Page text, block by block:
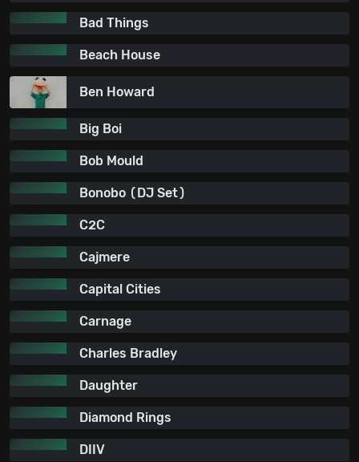
Bad Things
Beach House
Ben Howard
Big Boi
Bob Mould
Bonobo (DJ Set)
C2C
Cajmere
Capital Cities
Carnage
Charles Bradley
Daughter
Diamond Rings
DIIV